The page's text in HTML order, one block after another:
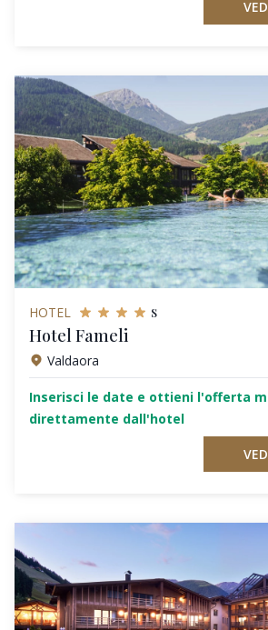
HOTEL s
Hotel Fameli
Valdaora
Inserisci le date e ottieni l'offerta
direttamente dall'hotel